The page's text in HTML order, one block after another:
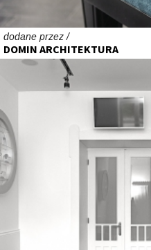
dodane przez /
DOMIN ARCHITEKTURA